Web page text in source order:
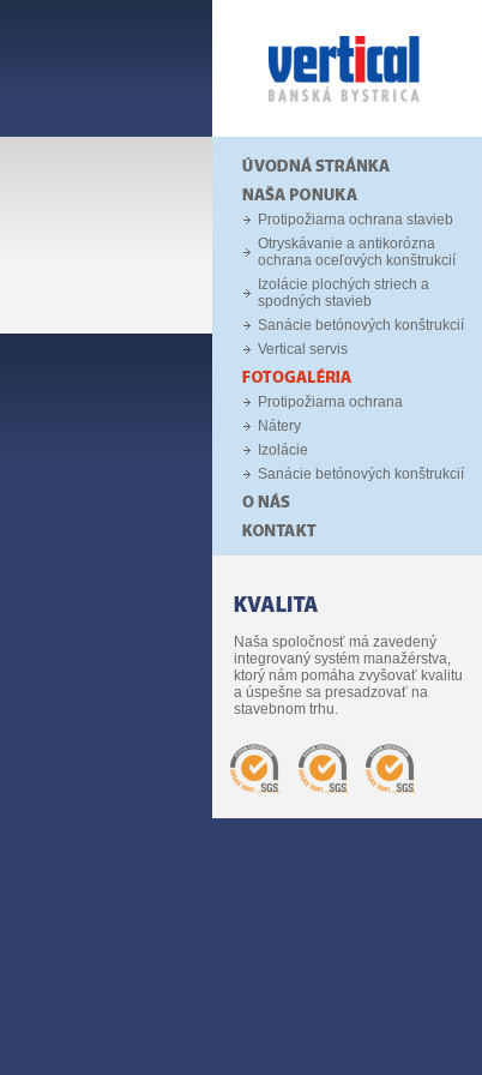
Protipožiarna ochrana stavieb
Otryskávanie a antikorózna
ochrana oceľových konštrukcií
Izolácie plochých striech a
spodných stavieb
Sanácie betónových konštrukcií
Vertical servis
Protipožiarna ochrana
Nátery
Izolácie
Sanácie betónových konštrukcií
Naša spoločnosť má zavedený
integrovaný systém manažérstva,
ktorý nám pomáha zvyšovať kvalitu
a úspešne sa presadzovať na
stavebnom trhu.